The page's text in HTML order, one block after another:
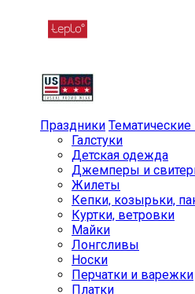
Праздники
Галстуки
Детская одежда
Джемперы и
Жилеты
Кепки, козырьки,
Куртки, ветровки
Майки
Лонгсливы
Носки
Перчатки и варежки
Платки